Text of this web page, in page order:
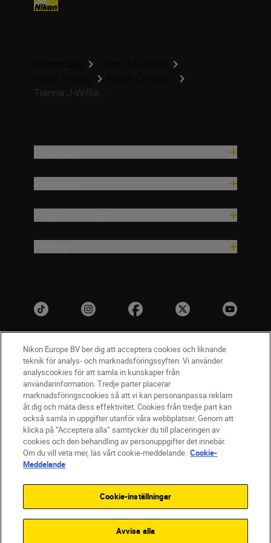
Tianna J-Willia...
SV Nikon Sites
Kontakta oss
Policydokument om personuppgiftsbehandling
Användningsvillkor
Användarvillkor för Nikon Store
Cookie-meddelande
Tillgänglighet
Cookieinställningar
Nikon Europe BV ber dig att acceptera cookies och liknande
teknik för analys- och marknadsföringssyften. Vi använder
analyscookies för att samla in kunskaper från
användarinformation. Tredje parter placerar
marknadsföringscookies så att vi kan personanpassa reklam
åt dig och mäta dess effektivitet. Cookies från tredje part kan
också samla in uppgifter utanför våra webbplatser. Genom att
klicka på ”Acceptera alla” samtycker du till placeringen av
cookies och den behandling av personuppgifter det innebär.
Om du vill veta mer, läs vårt cookie-meddelande. Cookie-
Meddelande
Cookie-inställningar
Avvisa alla